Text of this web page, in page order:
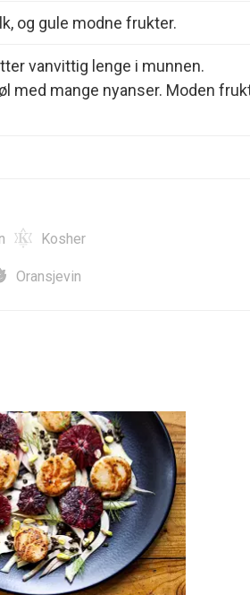
og gule modne frukter.
vanvittig lenge i munnen.
med mange nyanser. Moden
Kosher
Oransjevin